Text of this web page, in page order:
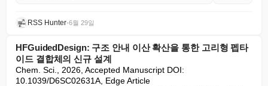
RSS Hunter•6월 29일
HFGuidedDesign: 구조 안내 이산 확산을 통한 고리형 펩타
이드 결합체의 신규 설계
Chem. Sci., 2026, Accepted Manuscript DOI:
10.1039/D6SC02631A, Edge Article